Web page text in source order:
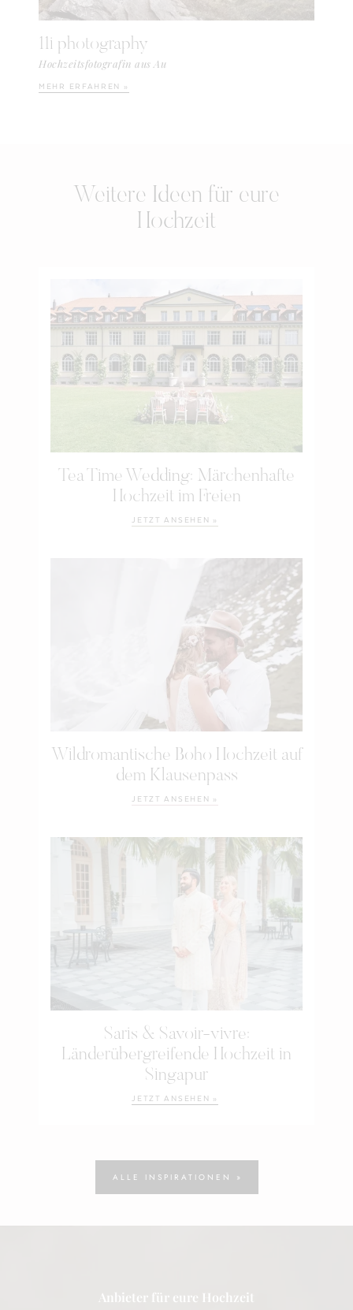
11i photography
Hochzeitsfotografin aus Au
MEHR ERFAHREN »
Weitere Ideen für eure
Hochzeit
Tea Time Wedding: Märchenhafte
Hochzeit im Freien
JETZT ANSEHEN »
Wildromantische Boho Hochzeit auf
dem Klausenpass
JETZT ANSEHEN »
Saris & Savoir-vivre:
Länderübergreifende Hochzeit in
Singapur
JETZT ANSEHEN »
ALLE INSPIRATIONEN »
Anbieter für eure Hochzeit